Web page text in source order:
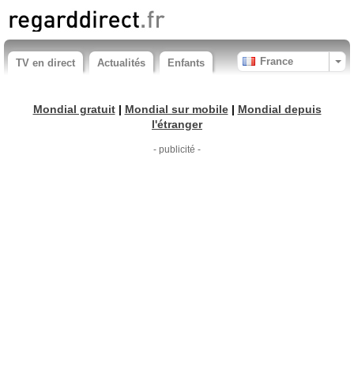
TV en direct Actualités Enfants France
Mondial gratuit| Mondial sur mobile| Mondial depuis
l'étranger
- publicité -